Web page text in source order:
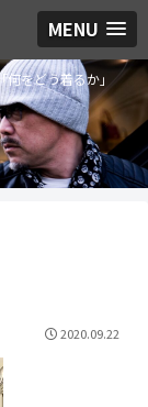
MENU
をどう着るか」
2020.09.22